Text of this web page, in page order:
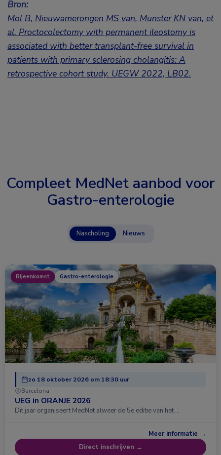
Bron:
Mol B, Nieuwamerongen MS van, Munster KN van, et
al. Proctocolectomy with permanent ileostomy is
associated with better transplant-free survival in
patients with primary sclerosing cholangitis: A
retrospective cohort study. UEGW 2022, LB02.
Compleet MedNet aanbod voor
Gastro-enterologie
Nascholing Nieuws
Bijeenkomst Gastro-enterologie
zo 18 oktober 2026 om 18:30 uur
Barcelona
UEG in ORANJE 2026
Dit jaar organiseert MedNet alweer de 5e editie van het …
Meer informatie →
Direct inschrijven →